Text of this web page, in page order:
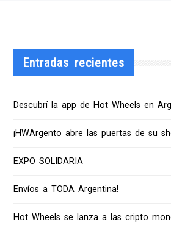
Entradas recientes
Descubrí la app de Hot Wheels en
¡HWArgento abre las puertas de su
EXPO SOLIDARIA
Envíos a TODA Argentina!
Hot Wheels se lanza a las cripto